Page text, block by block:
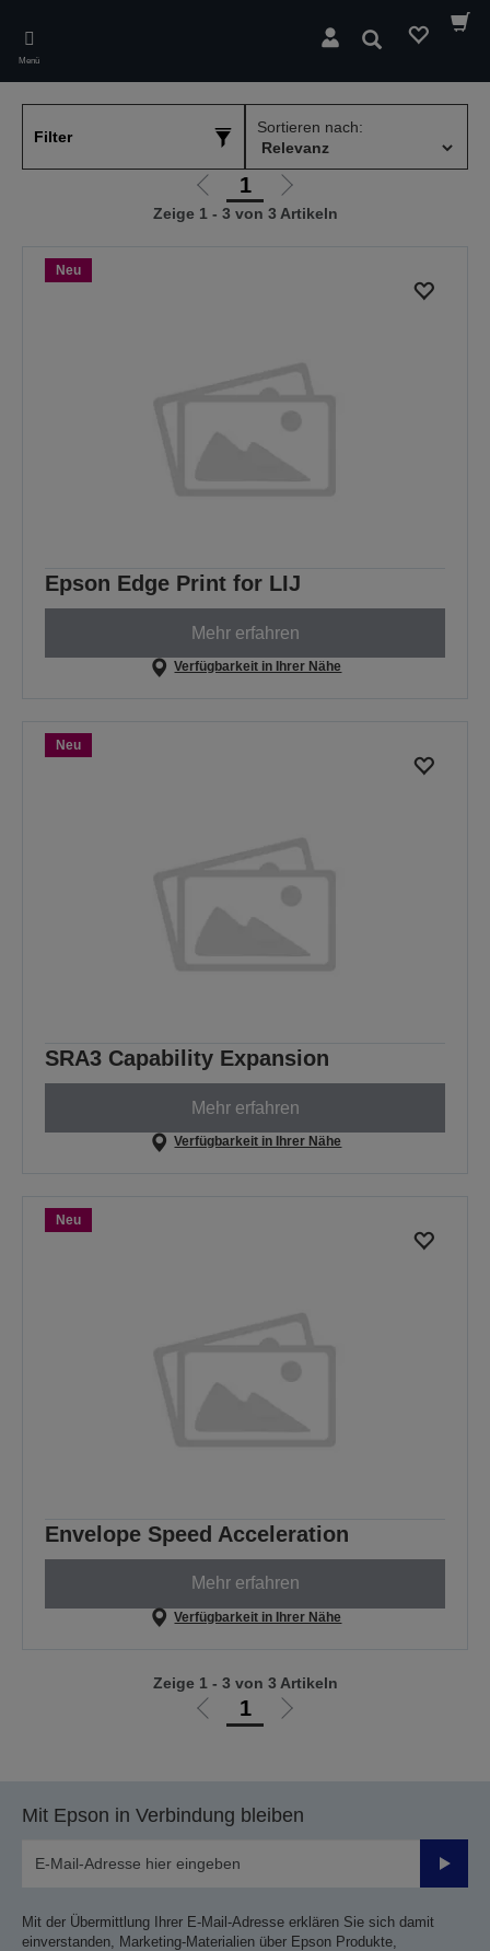
main
content
Menü
Suchen
Filter
Sortieren nach:
Zur
vorherigen
1
Zur
nächsten
Zeige 1 - 3 von 3 Artikeln
Neu
Epson Edge Print for LIJ
Mehr erfahren
Verfügbarkeit in Ihrer Nähe
Neu
SRA3 Capability Expansion
Mehr erfahren
Verfügbarkeit in Ihrer Nähe
Neu
Envelope Speed Acceleration
Mehr erfahren
Verfügbarkeit in Ihrer Nähe
Zur
1
Zur
Zeige 1 - 3 von 3 Artikeln
Mit Epson in Verbindung bleiben
Mit der Übermittlung Ihrer E-Mail-Adresse erklären Sie sich damit
einverstanden, Marketing-Materialien über Epson Produkte,